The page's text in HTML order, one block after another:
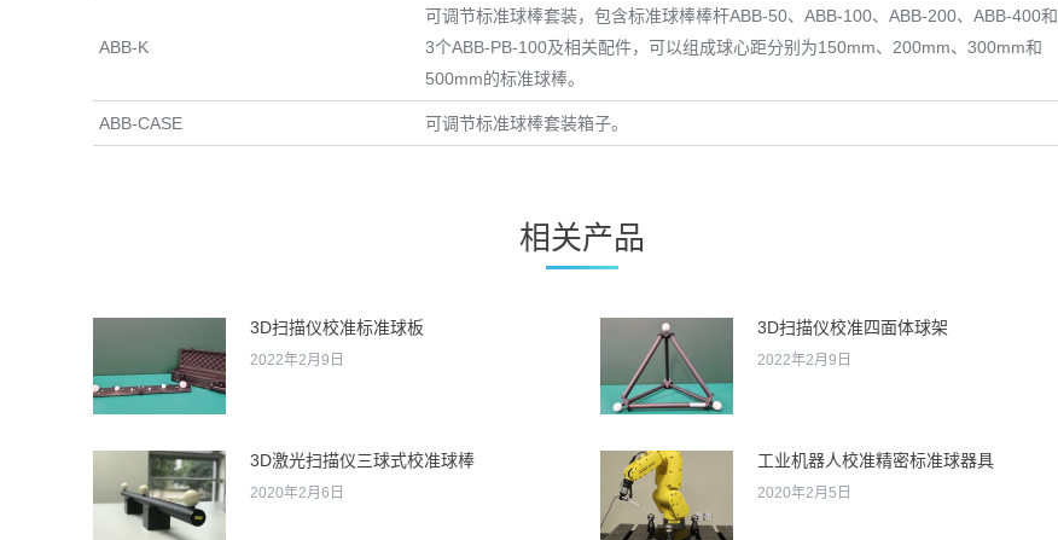
ABB-K
可调节标准球棒套装，包含标准球棒棒杆ABB-50、ABB-100、ABB-200、ABB-400和
3个ABB-PB-100及相关配件，可以组成球心距分别为150mm、200mm、300mm和
500mm的标准球棒。
ABB-CASE 可调节标准球棒套装箱子。
相关产品
3D扫描仪校准标准球板
2022年2月9日
3D扫描仪校准四面体球架
2022年2月9日
3D激光扫描仪三球式校准球棒
2020年2月6日
工业机器人校准精密标准球器具
2020年2月5日